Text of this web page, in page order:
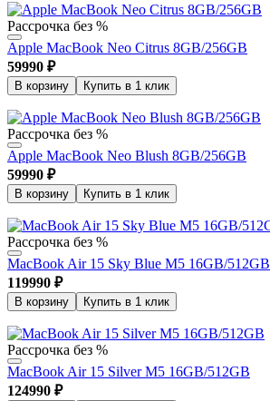
Рассрочка без %
Apple MacBook Neo Citrus 8GB/256GB
59990 ₽
В корзину Купить в 1 клик
Рассрочка без %
Apple MacBook Neo Blush 8GB/256GB
59990 ₽
В корзину Купить в 1 клик
Рассрочка без %
MacBook Air 15 Sky Blue M5 16GB/512GB
119990 ₽
В корзину Купить в 1 клик
Рассрочка без %
MacBook Air 15 Silver M5 16GB/512GB
124990 ₽